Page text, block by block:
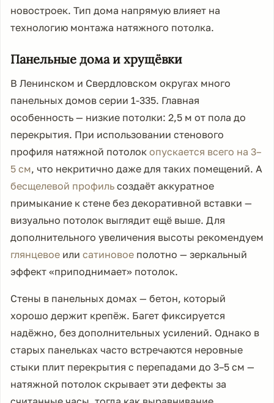
новостроек. Тип дома напрямую влияет на
технологию монтажа натяжного потолка.
Панельные дома и хрущёвки
В Ленинском и Свердловском округах много
панельных домов серии 1-335. Главная
особенность — низкие потолки: 2,5 м от пола до
перекрытия. При использовании стенового
профиля натяжной потолок опускается всего на 3–
5 см, что некритично даже для таких помещений. А
бесщелевой профиль создаёт аккуратное
примыкание к стене без декоративной вставки —
визуально потолок выглядит ещё выше. Для
дополнительного увеличения высоты рекомендуем
глянцевое или сатиновое полотно — зеркальный
эффект «приподнимает» потолок.
Стены в панельных домах — бетон, который
хорошо держит крепёж. Багет фиксируется
надёжно, без дополнительных усилений. Однако в
старых панельках часто встречаются неровные
стыки плит перекрытия с перепадами до 3–5 см —
натяжной потолок скрывает эти дефекты за